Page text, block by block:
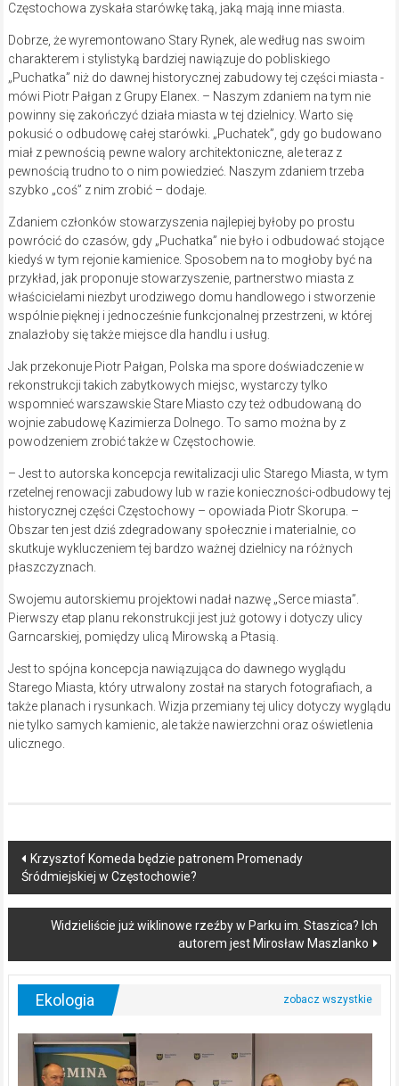
Częstochowa zyskała starówkę taką, jaką mają inne miasta.
Dobrze, że wyremontowano Stary Rynek, ale według nas swoim
charakterem i stylistyką bardziej nawiązuje do pobliskiego
„Puchatka” niż do dawnej historycznej zabudowy tej części miasta -
mówi Piotr Pałgan z Grupy Elanex. – Naszym zdaniem na tym nie
powinny się zakończyć działa miasta w tej dzielnicy. Warto się
pokusić o odbudowę całej starówki. „Puchatek”, gdy go budowano
miał z pewnością pewne walory architektoniczne, ale teraz z
pewnością trudno to o nim powiedzieć. Naszym zdaniem trzeba
szybko „coś” z nim zrobić – dodaje.
Zdaniem członków stowarzyszenia najlepiej byłoby po prostu
powrócić do czasów, gdy „Puchatka” nie było i odbudować stojące
kiedyś w tym rejonie kamienice. Sposobem na to mogłoby być na
przykład, jak proponuje stowarzyszenie, partnerstwo miasta z
właścicielami niezbyt urodziwego domu handlowego i stworzenie
wspólnie pięknej i jednocześnie funkcjonalnej przestrzeni, w której
znalazłoby się także miejsce dla handlu i usług.
Jak przekonuje Piotr Pałgan, Polska ma spore doświadczenie w
rekonstrukcji takich zabytkowych miejsc, wystarczy tylko
wspomnieć warszawskie Stare Miasto czy też odbudowaną do
wojnie zabudowę Kazimierza Dolnego. To samo można by z
powodzeniem zrobić także w Częstochowie.
– Jest to autorska koncepcja rewitalizacji ulic Starego Miasta, w tym
rzetelnej renowacji zabudowy lub w razie konieczności-odbudowy tej
historycznej części Częstochowy – opowiada Piotr Skorupa. –
Obszar ten jest dziś zdegradowany społecznie i materialnie, co
skutkuje wykluczeniem tej bardzo ważnej dzielnicy na różnych
płaszczyznach.
Swojemu autorskiemu projektowi nadał nazwę „Serce miasta”.
Pierwszy etap planu rekonstrukcji jest już gotowy i dotyczy ulicy
Garncarskiej, pomiędzy ulicą Mirowską a Ptasią.
Jest to spójna koncepcja nawiązująca do dawnego wyglądu
Starego Miasta, który utrwalony został na starych fotografiach, a
także planach i rysunkach. Wizja przemiany tej ulicy dotyczy wyglądu
nie tylko samych kamienic, ale także nawierzchni oraz oświetlenia
ulicznego.
Post
navigation
Krzysztof Komeda będzie patronem Promenady
Śródmiejskiej w Częstochowie?
Widzieliście już wiklinowe rzeźby w Parku im. Staszica? Ich
autorem jest Mirosław Maszlanko
Ekologia